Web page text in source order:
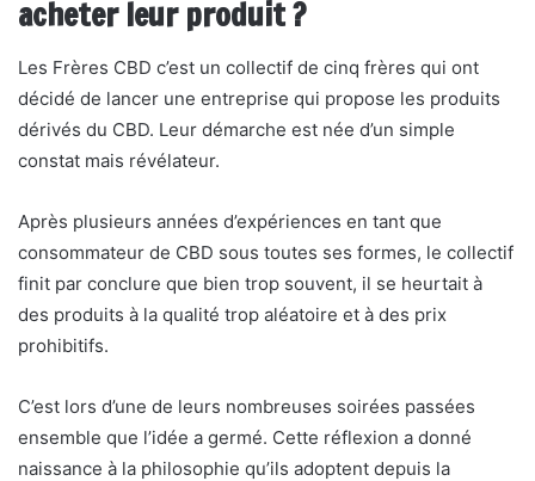
acheter leur produit ?
Les Frères CBD c’est un collectif de cinq frères qui ont
décidé de lancer une entreprise qui propose les produits
dérivés du CBD. Leur démarche est née d’un simple
constat mais révélateur.
Après plusieurs années d’expériences en tant que
consommateur de CBD sous toutes ses formes, le collectif
finit par conclure que bien trop souvent, il se heurtait à
des produits à la qualité trop aléatoire et à des prix
prohibitifs.
C’est lors d’une de leurs nombreuses soirées passées
ensemble que l’idée a germé. Cette réflexion a donné
naissance à la philosophie qu’ils adoptent depuis la